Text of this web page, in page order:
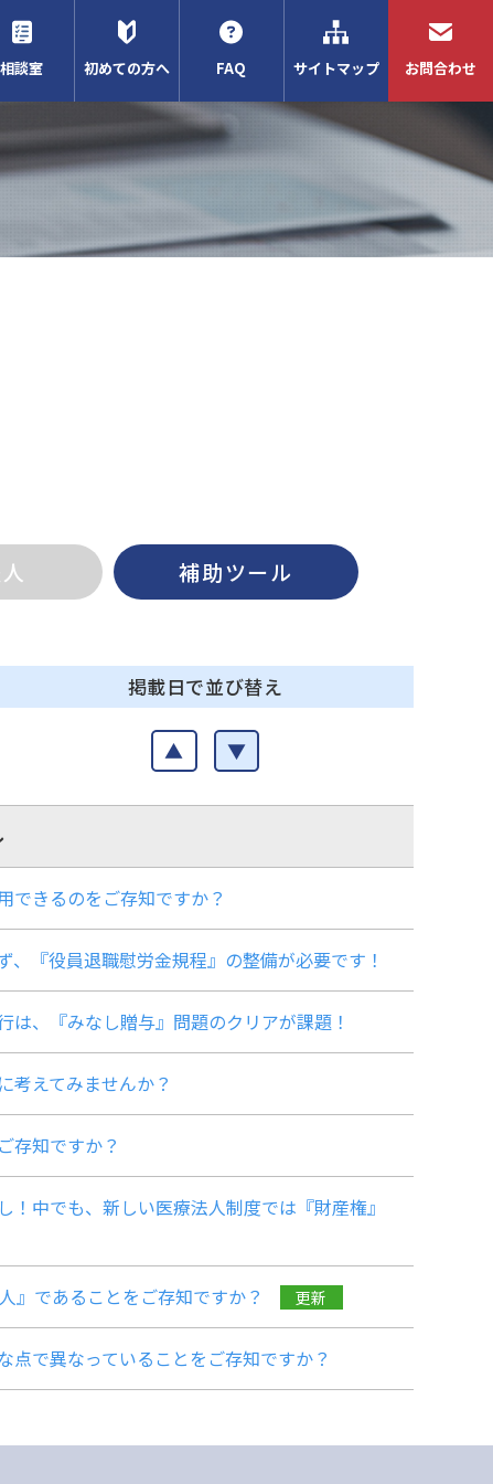
相談室 初めての方へ FAQ サイトマップ お問合わせ
補助ツール
掲載日で並び替え
▲ ▼
できるのをご存知ですか？
『役員退職慰労金規程』の整備が必要です！
、『みなし贈与』問題のクリアが課題！
考えてみませんか？
存知ですか？
中でも、新しい医療法人制度では『財産権』
』であることをご存知ですか？ 更新
で異なっていることをご存知ですか？